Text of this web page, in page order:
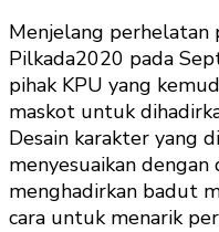
Menjelang perhelatan
Pilkada2020 pada
pihak KPU yang
maskot untuk
Desain karakter yang
menyesuaikan
menghadirkan badut
cara untuk menarik